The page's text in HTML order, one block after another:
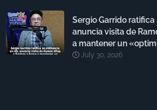
Sergio Garrido ratifica
anuncia visita de
a mantener un
July 30, 2026